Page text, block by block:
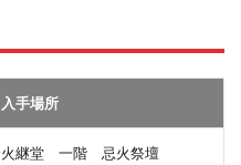
入手場所
火継堂 一階 忌火祭壇